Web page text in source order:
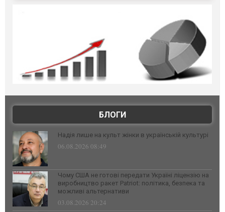
БЛОГИ
Надія лише на культ жінки в українській культурі
06.08.2026 08:49
Чому США не готові передати Україні ліцензію на
виробництво ракет Patriot: політика, безпека та
можливі альтернативи
03.08.2026 20:24